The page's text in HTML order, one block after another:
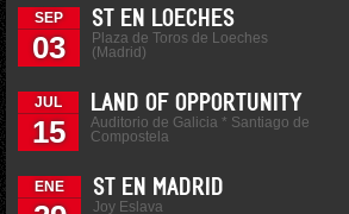
SEP
03
ST EN LOECHES
Plaza de Toros de Loeches
(Madrid)
JUL
15
LAND OF OPPORTUNITY
Auditorio de Galicia * Santiago de
Compostela
ENE ST EN MADRID
Joy Eslava